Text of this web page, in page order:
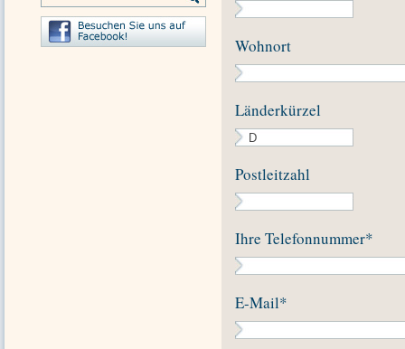
Wohnort
Länderkürzel
Postleitzahl
Ihre Telefonnummer*
E-Mail*